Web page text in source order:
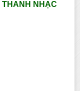
THANH NHẠC